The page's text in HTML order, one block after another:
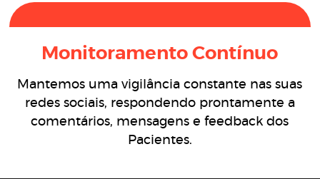
Monitoramento Contínuo
Mantemos uma vigilância constante nas suas
redes sociais, respondendo prontamente a
comentários, mensagens e feedback dos
Pacientes.